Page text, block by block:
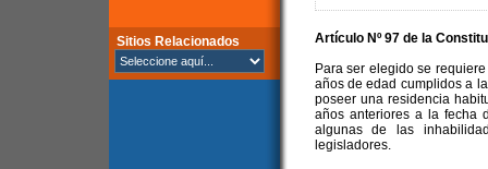
Sitios Relacionados Artículo Nº 97 de la
Para ser elegido se
años de edad cumplidos a
poseer una residencia
años anteriores a la fecha
algunas de las
legisladores.